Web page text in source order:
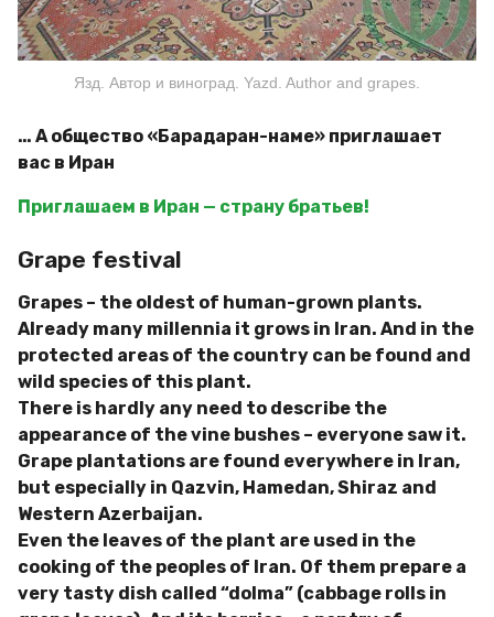
Язд. Автор и виноград. Yazd. Author and grapes.
… А общество «Барадаран-наме» приглашает
вас в Иран
Приглашаем в Иран — страну братьев!
Grape festival
Grapes – the oldest of human-grown plants.
Already many millennia it grows in Iran. And in the
protected areas of the country can be found and
wild species of this plant.
There is hardly any need to describe the
appearance of the vine bushes – everyone saw it.
Grape plantations are found everywhere in Iran,
but especially in Qazvin, Hamedan, Shiraz and
Western Azerbaijan.
Even the leaves of the plant are used in the
cooking of the peoples of Iran. Of them prepare a
very tasty dish called “dolma” (cabbage rolls in